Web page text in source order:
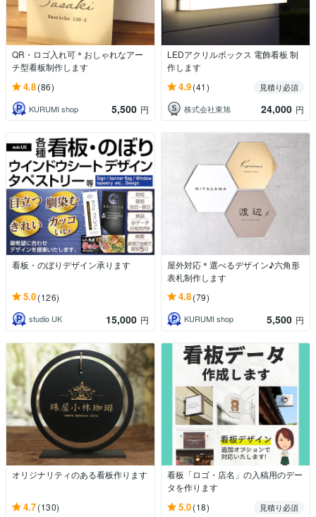
QR・ロゴ入れ可＊おしゃれなアー
チ型看板制作します
4.8(86)
KURUMI shop 5,500 円
LEDアクリルボックス 電飾看板 制
作します
4.9(41)
見積り必須
株式会社東旭
24,000 円
看板・のぼりデザイン承ります
5.0(126)
studio UK 15,000 円
屋外対応＊選べるデザイン♪六角形
表札制作します
4.8(79)
KURUMI shop 5,500 円
オリジナリティのある看板作ります
4.7(130)
看板「ロゴ・店名」の入稿用のデー
タを作ります
5.0(18)
見積り必須